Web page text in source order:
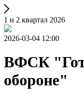
1 и 2 квартал 2026
2026-03-04 12:00
ВФСК
обороне"